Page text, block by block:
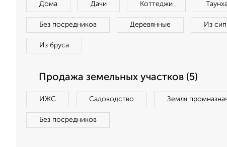
Дома Дачи Коттеджи
Без посредников Деревянные Из
Из бруса
Продажа земельных участков (5)
ИЖС Садоводство Земля
Без посредников